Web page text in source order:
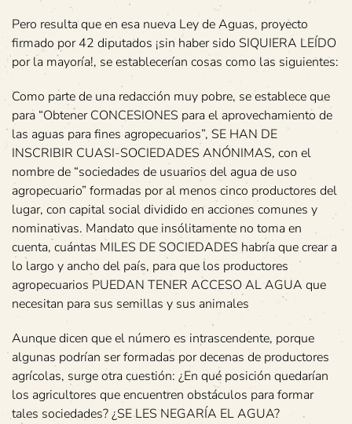
Pero resulta que en esa nueva Ley de Aguas, proyecto
firmado por 42 diputados ¡sin haber sido SIQUIERA LEÍDO
por la mayoría!, se establecerían cosas como las siguientes:
Como parte de una redacción muy pobre, se establece que
para “Obtener CONCESIONES para el aprovechamiento de
las aguas para fines agropecuarios”, SE HAN DE
INSCRIBIR CUASI-SOCIEDADES ANÓNIMAS, con el
nombre de “sociedades de usuarios del agua de uso
agropecuario” formadas por al menos cinco productores del
lugar, con capital social dividido en acciones comunes y
nominativas. Mandato que insólitamente no toma en
cuenta, cuántas MILES DE SOCIEDADES habría que crear a
lo largo y ancho del país, para que los productores
agropecuarios PUEDAN TENER ACCESO AL AGUA que
necesitan para sus semillas y sus animales
Aunque dicen que el número es intrascendente, porque
algunas podrían ser formadas por decenas de productores
agrícolas, surge otra cuestión: ¿En qué posición quedarían
los agricultores que encuentren obstáculos para formar
tales sociedades? ¿SE LES NEGARÍA EL AGUA?